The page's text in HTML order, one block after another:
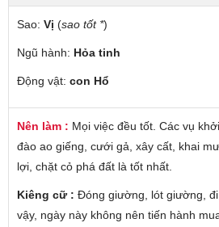
Sao: Vị (sao tốt *)
Ngũ hành: Hỏa tinh
Động vật: con Hổ
Nên làm : Mọi việc đều tốt. Các vụ
đào ao giếng, cưới gả, xây cất, khai
lợi, chặt cỏ phá đất là tốt nhất.
Kiêng cữ : Đóng giường, lót giường,
vậy, ngày này không nên tiến hành